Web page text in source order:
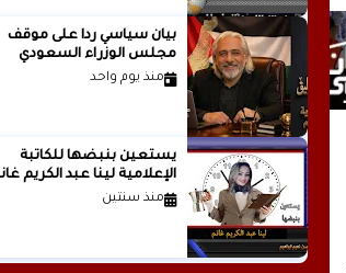
بيان سياسي رداً على موقف
مجلس الوزراء السعودي
منذ يوم واحد
يستعين بنبضها للكاتبة
الإعلامية لينا عبد الكريم غانم
منذ سنتين